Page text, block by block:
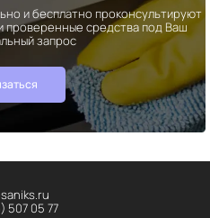
и бесплатно проконсультируют
проверенные средства под Ваш
запрос
507 05 77